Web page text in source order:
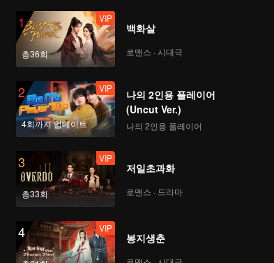
08A 08B
1
총36회
VIP
백화살
로맨스 · 시대극
2
4회까지 업데이트
VIP
나의 2인용 플레이어
(Uncut Ver.)
나의 2인용 플레이어
3
총33회
VIP
저일초과화
로맨스 · 드라마
4 VIP
봉지생춘